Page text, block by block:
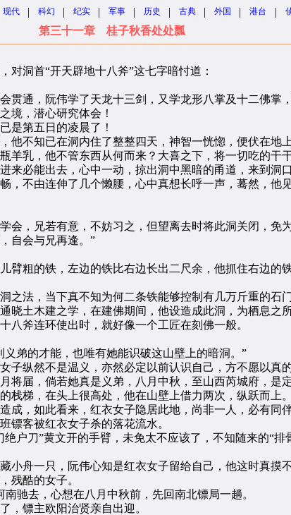
现代 | 科幻 | 纪实 | 军事 | 历史 | 古典 | 外国 | 港台 |
第三十一章 桂子秋香处处瓢
洞首“开天辟地十八斧”这七字暗忖道：
通，阮伟学了天龙十三剑，又学龙形八掌及十二佛掌
境，潜心研究体会！
第五日的凌晨了！
不知已在洞内住了整整四天，神智一恍惚，便伏在地上
乳，他不管东西从何而来？大喜之下，将一切吃的干干
必能出去，心中一动，掠出洞中黑暗的甬道，来到洞口
不由连伸了几个懒腰，心中真想长呼一声，蓦然，他见
，兄若有意，不妨习之，但望离去时将此洞关闭，免为
自会与兄再逢。”
粗的铁，左边的铁比右边长出二尺余，他抓住右边的
法，当下真不知为何二条铁能够控制有几万斤重的石门
土木建之学，在建佛期间，他设造成此洞，为栖息之
斧连环使出时，就好像一个工匠在刻佛一般。
弟的才能，也唯有她能识破这山壁上的暗洞。”
纵然不是温义，亦然必定以前认识自己，方不愿以真的
届，倘若她真是义弟，八月中秋，至山西芮城府，是定
梯，在头上很高处，他在山壁上借力两次，纵跃而上。
，如此看来，红衣女子隐居此地，尚非一人，必有同伴
客被红衣女子杀的落花流水。
刀”黄文开的手臂，未免太不应该了，不知随来的“排
舟一只，阮伟心知是红衣女子留给自己，他这时真摸
残酷的女子。
去，心想在八月中秋前，先回南北镖局一趟。
镖主欧阳治贤亲自出迎。